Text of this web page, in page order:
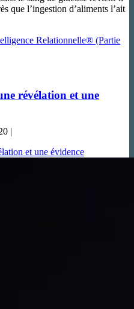
que l’ingestion d’aliments l’ait
Relationnelle® (Partie
révélation et une
|
et une évidence